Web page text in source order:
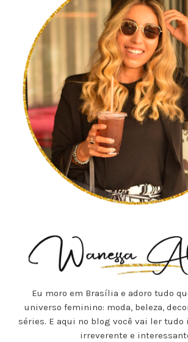
Eu moro em Brasília e adoro tudo
universo feminino: moda, beleza,
séries. E aqui no blog você vai ler
irreverente e